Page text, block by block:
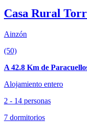
Casa Rural
Ainzón
(50)
A 42.8 Km de
Alojamiento entero
2 - 14 personas
7 dormitorios